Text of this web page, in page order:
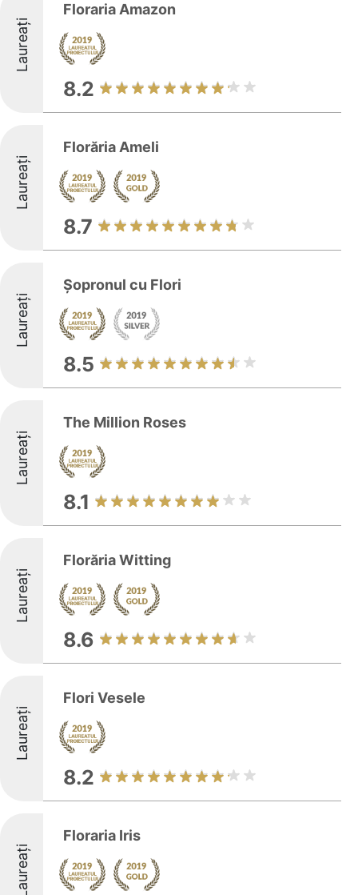
Laureați
Floraria Amazon
8.2
Laureați
Florăria Ameli
8.7
Laureați
Șopronul cu Flori
8.5
Laureați
The Million Roses
8.1
Laureați
Florăria Witting
8.6
Laureați
Flori Vesele
8.2
Laureați
Floraria Iris